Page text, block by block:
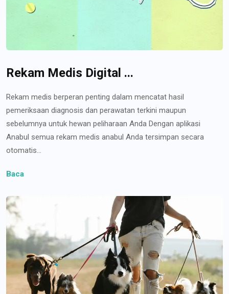
Rekam Medis Digital ...
Rekam medis berperan penting dalam mencatat hasil
pemeriksaan diagnosis dan perawatan terkini maupun
sebelumnya untuk hewan peliharaan Anda Dengan aplikasi
Anabul semua rekam medis anabul Anda tersimpan secara
otomatis...
Baca